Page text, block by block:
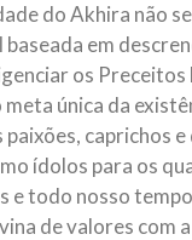
do Akhira não
em
os Preceitos
meta única da
caprichos e
ídolos para os
e todo nosso
de valores com